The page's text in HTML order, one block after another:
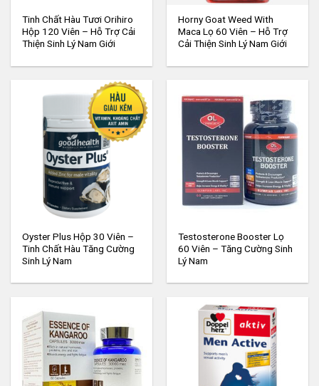
Tinh Chất Hàu Tươi Orihiro
Hộp 120 Viên – Hỗ Trợ Cải
Thiện Sinh Lý Nam Giới
Horny Goat Weed With
Maca Lọ 60 Viên – Hỗ Trợ
Cải Thiện Sinh Lý Nam Giới
Oyster Plus Hộp 30 Viên –
Tinh Chất Hàu Tăng Cường
Sinh Lý Nam
Testosterone Booster Lọ
60 Viên – Tăng Cường Sinh
Lý Nam